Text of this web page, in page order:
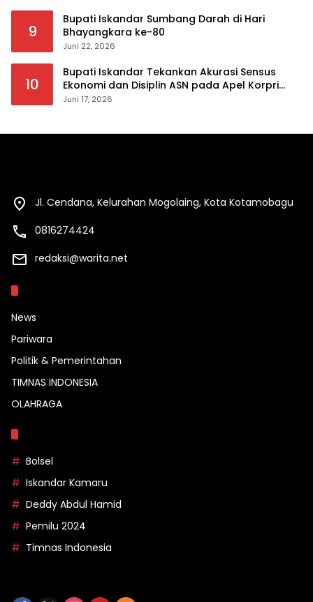
9
Bupati Iskandar Sumbang Darah di Hari
Bhayangkara ke-80
Juni 22, 2026
10
Bupati Iskandar Tekankan Akurasi Sensus
Ekonomi dan Disiplin ASN pada Apel Korpri
Pemkab Bolsel
Juni 17, 2026
Jl. Cendana, Kelurahan Mogolaing, Kota Kotamobagu
0816274424
redaksi@warita.net
News
Pariwara
Politik & Pemerintahan
TIMNAS INDONESIA
OLAHRAGA
Bolsel
Iskandar Kamaru
Deddy Abdul Hamid
Pemilu 2024
Timnas Indonesia